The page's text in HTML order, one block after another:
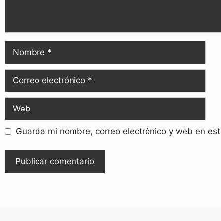
Guarda mi nombre, correo electrónico y web en